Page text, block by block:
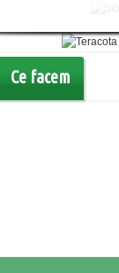
Ce facem